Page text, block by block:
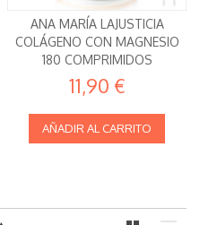
ANA MARÍA LAJUSTICIA
COLÁGENO CON MAGNESIO
180 COMPRIMIDOS
11,90 €
AÑADIR AL CARRITO